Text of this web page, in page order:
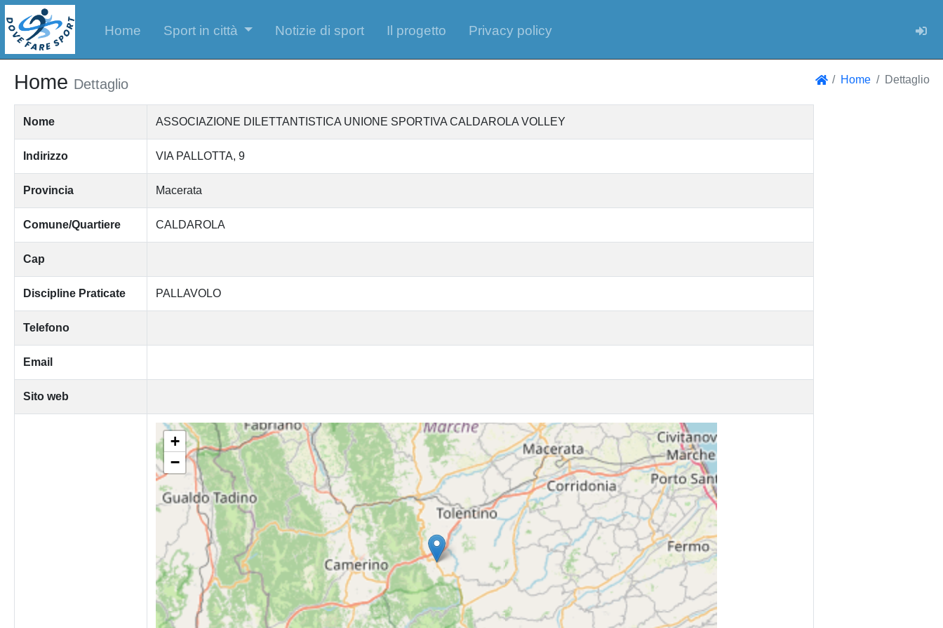
Home Sport in città Notizie di sport Il progetto Privacy policy
Home Dettaglio Home Dettaglio
Nome ASSOCIAZIONE DILETTANTISTICA UNIONE SPORTIVA CALDAROLA VOLLEY
Indirizzo VIA PALLOTTA, 9
Provincia Macerata
Comune/Quartiere CALDAROLA
Cap
Discipline Praticate PALLAVOLO
Telefono
Email
Sito web
+
−